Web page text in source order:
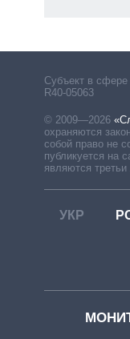
Субъект в
R40-05063
© 2009—2026
охраняются
собой право не
публикуется на
являются третьи
УКР